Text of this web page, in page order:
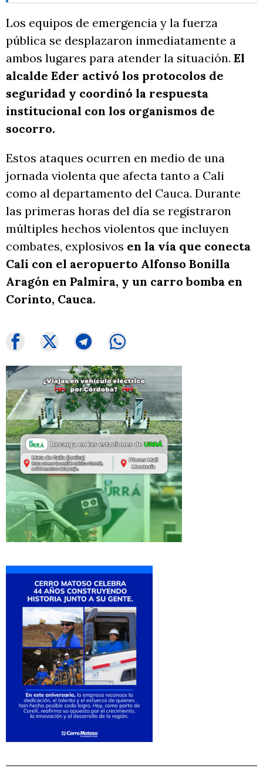
Los equipos de emergencia y la fuerza
pública se desplazaron inmediatamente a
ambos lugares para atender la situación. El
alcalde Eder activó los protocolos de
seguridad y coordinó la respuesta
institucional con los organismos de
socorro.
Estos ataques ocurren en medio de una
jornada violenta que afecta tanto a Cali
como al departamento del Cauca. Durante
las primeras horas del día se registraron
múltiples hechos violentos que incluyen
combates, explosivos en la vía que conecta
Cali con el aeropuerto Alfonso Bonilla
Aragón en Palmira, y un carro bomba en
Corinto, Cauca.